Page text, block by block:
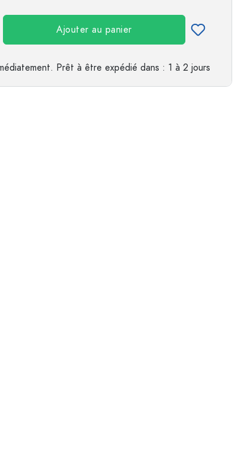
Ajouter au panier
Prêt à être expédié dans : 1 à 2 jours